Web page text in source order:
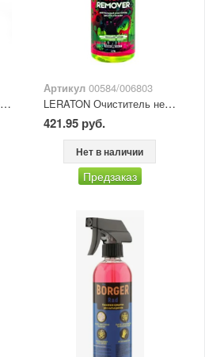
LERATON Очиститель нейтральный дисков и кузова (с индикац.) M2 1 л
Артикул 00584/006803
LERATON Очиститель нейтральный дисков и кузова (с индикац.) M2 473 мл
421.95 руб.
Нет в наличии
Предзаказ